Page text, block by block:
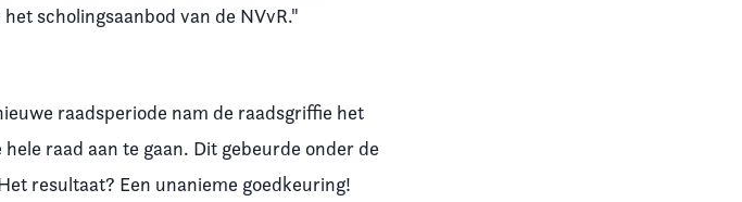
scholingsaanbod van de NVvR."
raadsperiode nam de raadsgriffie het
raad aan te gaan. Dit gebeurde onder de
resultaat? Een unanieme goedkeuring!